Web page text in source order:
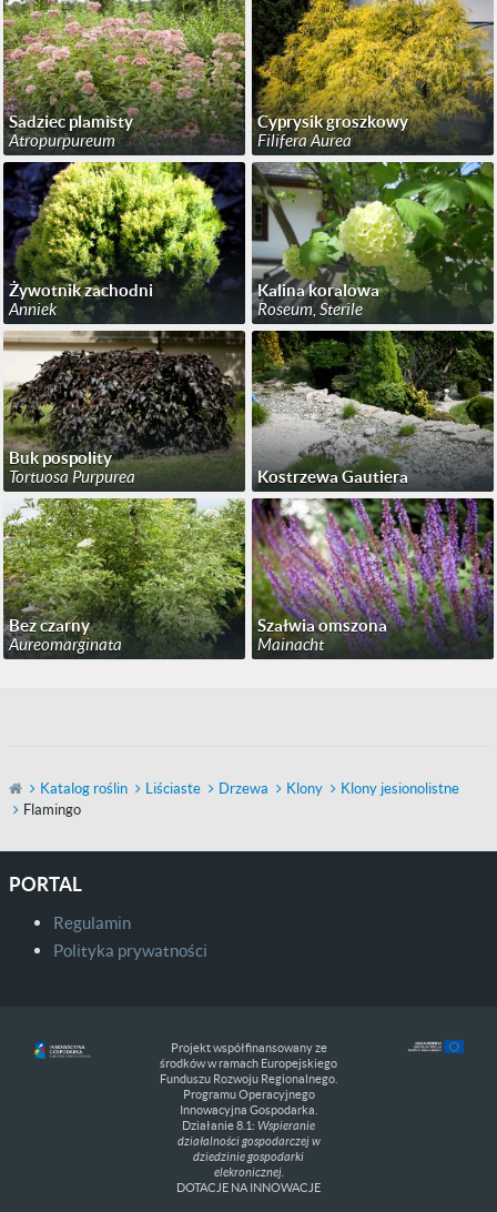
Sadziec plamisty
Atropurpureum
Cyprysik groszkowy
Filifera Aurea
Żywotnik zachodni
Anniek
Kalina koralowa
Roseum, Sterile
Buk pospolity
Tortuosa Purpurea
Kostrzewa Gautiera
Bez czarny
Aureomarginata
Szałwia omszona
Mainacht
Katalog roślin Liściaste Drzewa Klony
Klony jesionolistne
Flamingo
PORTAL
Regulamin
Polityka prywatności
Projekt współfinansowany ze
środków w ramach Europejskiego
Funduszu Rozwoju Regionalnego.
Programu Operacyjnego
Innowacyjna Gospodarka.
Działanie 8.1: Wspieranie
działalności gospodarczej w
dziedzinie gospodarki
elekronicznej.
DOTACJE NA INNOWACJE